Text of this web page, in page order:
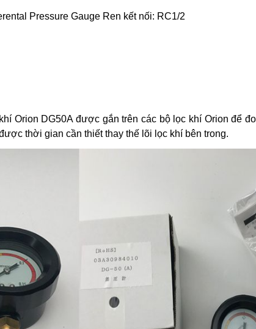
Pressure Gauge Ren kết nối: RC1/2
Orion DG50A được gắn trên các bộ lọc khí Orion để
thời gian cần thiết thay thế lõi lọc khí bên trong.